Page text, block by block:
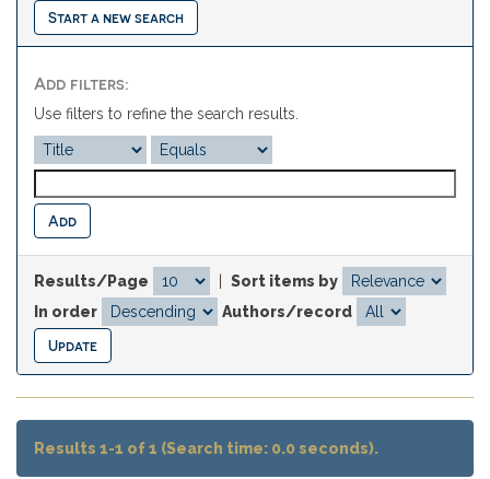
Start a new search
Add filters:
Use filters to refine the search results.
Results/Page
Sort items by
In order
Authors/record
Results 1-1 of 1 (Search time: 0.0 seconds).